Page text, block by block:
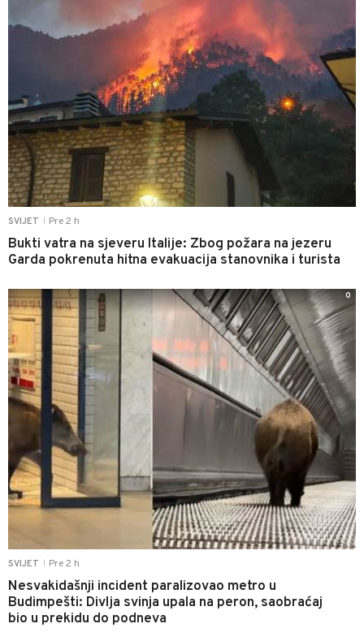
SVIJET Pre 2 h
Bukti vatra na sjeveru Italije: Zbog požara na jezeru
Garda pokrenuta hitna evakuacija stanovnika i turista
SVIJET Pre 2 h
Nesvakidašnji incident paralizovao metro u
Budimpešti: Divlja svinja upala na peron, saobraćaj
bio u prekidu do podneva
0